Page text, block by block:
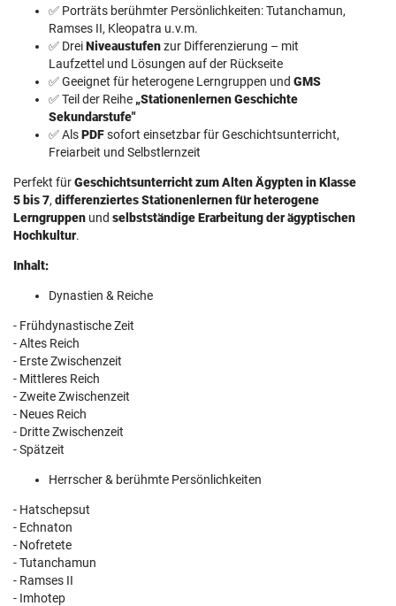
✅ Porträts berühmter Persönlichkeiten: Tutanchamun,
Ramses II, Kleopatra u.v.m.
✅ DreiNiveaustufenzur Differenzierung – mit
Laufzettel und Lösungen auf der Rückseite
✅ Geeignet für heterogene Lerngruppen und GMS
✅ Teil der Reihe „Stationenlernen Geschichte
Sekundarstufe"
✅ AlsPDFsofort einsetzbar für Geschichtsunterricht,
Freiarbeit und Selbstlernzeit
Perfekt fürGeschichtsunterricht zum Alten Ägypten in Klasse
5 bis 7, differenziertes Stationenlernen für heterogene
Lerngruppen und selbstständige Erarbeitung der ägyptischen
Hochkultur.
Inhalt:
Dynastien & Reiche
- Frühdynastische Zeit
- Altes Reich
- Erste Zwischenzeit
- Mittleres Reich
- Zweite Zwischenzeit
- Neues Reich
- Dritte Zwischenzeit
- Spätzeit
Herrscher & berühmte Persönlichkeiten
- Hatschepsut
- Echnaton
- Nofretete
- Tutanchamun
- Ramses II
- Imhotep